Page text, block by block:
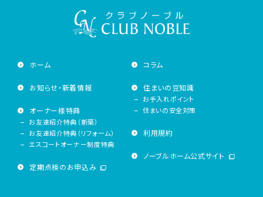
ホーム
お知らせ・新着情報
オーナー様特典
お友達紹介特典（新築）
お友達紹介特典（リフォーム）
エスコートオーナー制度特典
定期点検のお申込み
コラム
住まいの豆知識
お手入れポイント
住まいの安全対策
利用規約
ノーブルホーム公式サイト